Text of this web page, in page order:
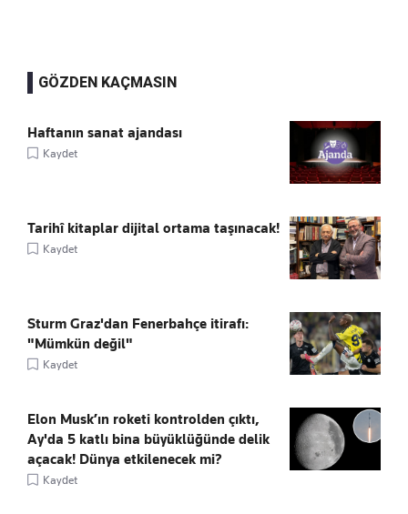
GÖZDEN KAÇMASIN
Haftanın sanat ajandası
Kaydet
Tarihî kitaplar dijital ortama taşınacak!
Kaydet
Sturm Graz'dan Fenerbahçe itirafı:
"Mümkün değil"
Kaydet
Elon Musk’ın roketi kontrolden çıktı,
Ay'da 5 katlı bina büyüklüğünde delik
açacak! Dünya etkilenecek mi?
Kaydet